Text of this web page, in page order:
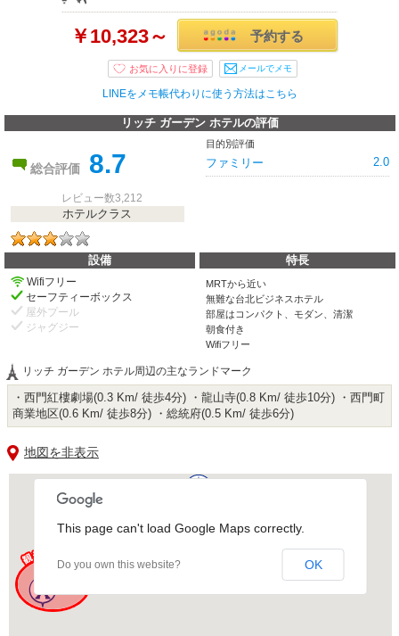
￥10,323～ 予約する
メールでメモ
LINEをメモ帳代わりに使う方法はこちら
リッチ ガーデン ホテルの評価
総合評価 8.7
レビュー数3,212
ホテルクラス
目的別評価
ファミリー 2.0
設備 特長
Wifiフリー
セーフティーボックス
屋外プール
ジャグジー
MRTから近い
無難な台北ビジネスホテル
部屋はコンパクト、モダン、清潔
朝食付き
Wifiフリー
リッチ ガーデン ホテル周辺の主なランドマーク
・西門紅樓劇場(0.3 Km/ 徒歩4分) ・龍山寺(0.8 Km/ 徒歩10分) ・西門町
商業地区(0.6 Km/ 徒歩8分) ・総統府(0.5 Km/ 徒歩6分)
地図を非表示
This page can't load Google Maps correctly.
Do you own this website? OK